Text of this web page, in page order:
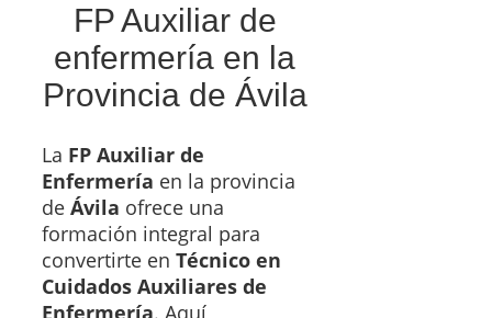
FP Auxiliar de
enfermería en la
Provincia de Ávila
La FP Auxiliar de
Enfermería en la provincia
de Ávila ofrece una
formación integral para
convertirte en Técnico en
Cuidados Auxiliares de
Enfermería. Aquí